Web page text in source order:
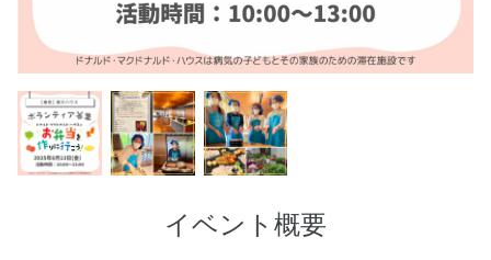
イベント概要